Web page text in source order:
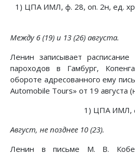
1) ЦПА ИМЛ, ф. 28, оп. 2н, ед.
Между 6 (19) и 13 (26) августа.
Ленин записывает
пароходов в Гамбург,
обороте адресованного ему
Automobile Tours» от 19 августа
1) ЦПА ИМЛ,
Август, не позднее 10 (23).
Ленин в письме М. В.